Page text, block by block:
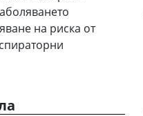
на риска от